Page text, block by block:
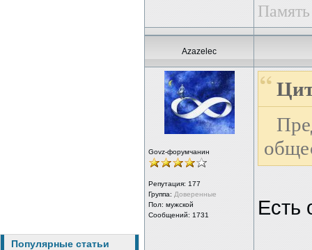
Популярные статьи
Azazelec
Govz-форумчанин
Репутация: 177
Группа: Доверенные
Пол: мужской
Сообщений: 1731
Есть